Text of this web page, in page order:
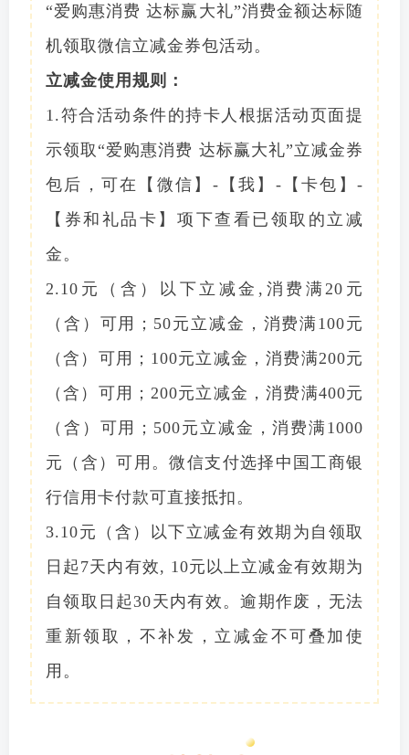
“爱购惠消费 达标赢大礼”消费金额达标随
机领取微信立减金券包活动。
立减金使用规则：
1.符合活动条件的持卡人根据活动页面提
示领取“爱购惠消费 达标赢大礼”立减金券
包后，可在【微信】-【我】-【卡包】-
【券和礼品卡】项下查看已领取的立减
金。
2.10元（含）以下立减金,消费满20元
（含）可用；50元立减金，消费满100元
（含）可用；100元立减金，消费满200元
（含）可用；200元立减金，消费满400元
（含）可用；500元立减金，消费满1000
元（含）可用。微信支付选择中国工商银
行信用卡付款可直接抵扣。
3.10元（含）以下立减金有效期为自领取
日起7天内有效, 10元以上立减金有效期为
自领取日起30天内有效。逾期作废，无法
重新领取，不补发，立减金不可叠加使
用。